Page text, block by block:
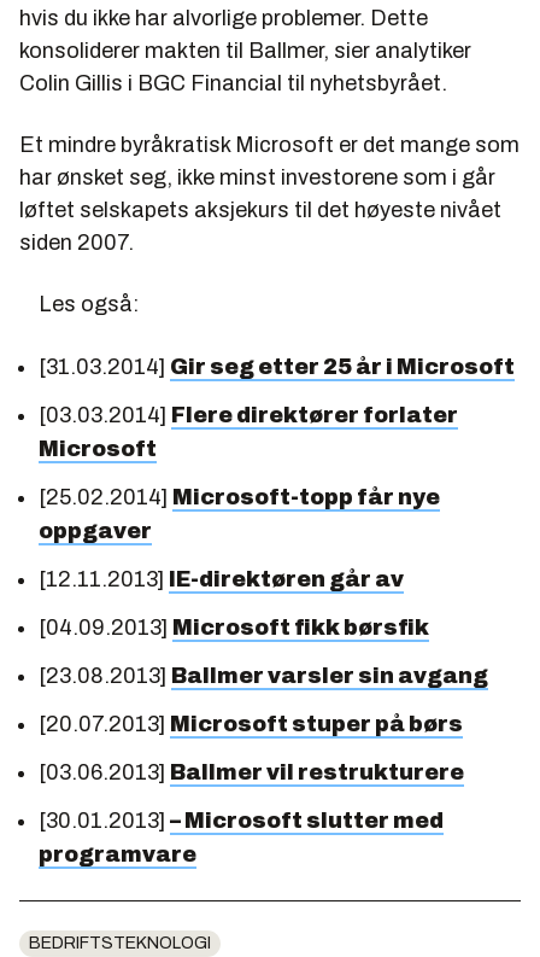
hvis du ikke har alvorlige problemer. Dette
konsoliderer makten til Ballmer, sier analytiker
Colin Gillis i BGC Financial til nyhetsbyrået.
Et mindre byråkratisk Microsoft er det mange som
har ønsket seg, ikke minst investorene som i går
løftet selskapets aksjekurs til det høyeste nivået
siden 2007.
Les også:
[31.03.2014] Gir seg etter 25 år i Microsoft
[03.03.2014] Flere direktører forlater
Microsoft
[25.02.2014] Microsoft-topp får nye
oppgaver
[12.11.2013]
IE-direktøren går av
[04.09.2013] Microsoft fikk børsfik
[23.08.2013] Ballmer varsler sin avgang
[20.07.2013] Microsoft stuper på børs
[03.06.2013] Ballmer vil restrukturere
[30.01.2013] – Microsoft slutter med
programvare
BEDRIFTSTEKNOLOGI